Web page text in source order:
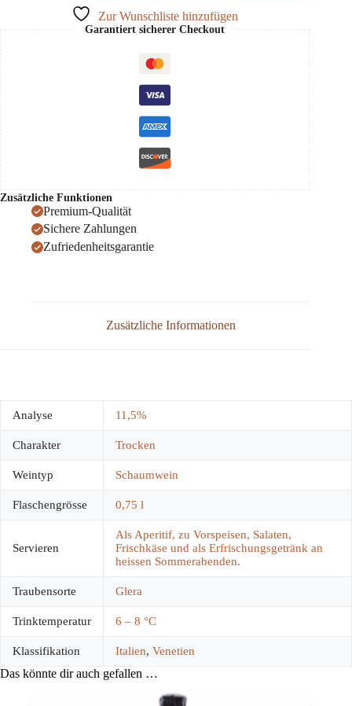
Zur Wunschliste hinzufügen
Garantiert sicherer Checkout
Zusätzliche Funktionen
Premium-Qualität
Sichere Zahlungen
Zufriedenheitsgarantie
Zusätzliche Informationen
Analyse 11,5%
Charakter Trocken
Weintyp Schaumwein
Flaschengrösse 0,75 l
Servieren
Als Aperitif, zu Vorspeisen, Salaten,
Frischkäse und als Erfrischungsgetränk an
heissen Sommerabenden.
Traubensorte Glera
Trinktemperatur 6 – 8 °C
Klassifikation Italien, Venetien
Das könnte dir auch gefallen …